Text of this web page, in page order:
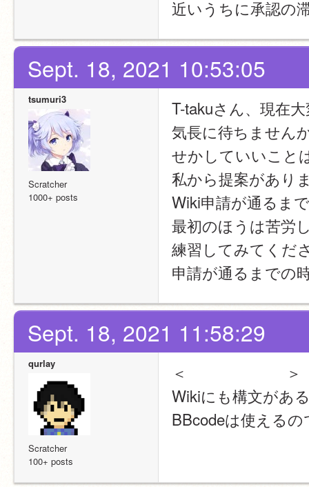
近いうちに承認の
Sept. 18, 2021 10:53:05
tsumuri3
Scratcher
1000+ posts
T-takuさん、現在
気長に待ちません
せかしていいこと
私から提案があり
Wiki申請が通るま
最初のほうは苦労
練習してみてくだ
申請が通るまでの
Sept. 18, 2021 11:58:29
qurlay
Scratcher
100+ posts
＜
＞
Wikiにも構文があ
BBcodeは使える